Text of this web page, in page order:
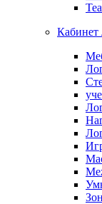
Кабинет